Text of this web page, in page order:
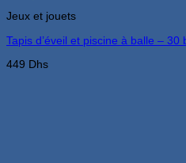
Jeux et jouets
Tapis d’éveil et piscine à balle – 30
449 Dhs